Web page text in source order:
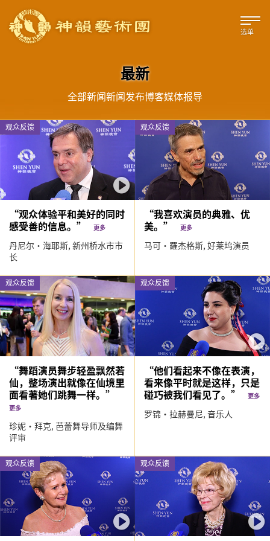
选单
最新
全部新闻新闻发布博客媒体报导
观众反馈
“观众体验平和美好的同时
感受善的信息。”
更多
丹尼尔‧海耶斯, 新州桥水市市
长
观众反馈
“我喜欢演员的典雅、优
美。”更多
马可·羅杰格斯,好莱坞演员
观众反馈
“舞蹈演员舞步轻盈飘然若
仙，整场演出就像在仙境里
面看著她们跳舞一样。”
更多
珍妮‧拜克, 芭蕾舞导师及编舞
评审
观众反馈
“他们看起来不像在表演，
看来像平时就是这样，只是
碰巧被我们看见了。”更多
罗锦·拉赫曼尼,音乐人
观众反馈 观众反馈